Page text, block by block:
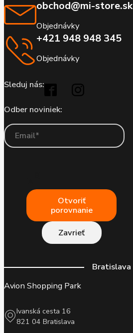
obchod@mi-store.sk
Objednávky
+421 948 948 345
Objednávky
Sleduj nás:
Odber noviniek:
Otvoriť
porovnanie
Zavrieť
Bratislava
Avion Shopping Park
Ivanská cesta 16
821 04 Bratislava